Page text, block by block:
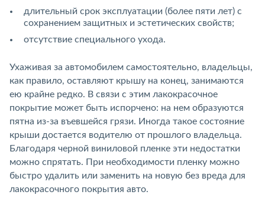
длительный срок эксплуатации (более пяти лет) с
сохранением защитных и эстетических свойств;
отсутствие специального ухода.
Ухаживая за автомобилем самостоятельно, владельцы,
как правило, оставляют крышу на конец, занимаются
ею крайне редко. В связи с этим лакокрасочное
покрытие может быть испорчено: на нем образуются
пятна из-за въевшейся грязи. Иногда такое состояние
крыши достается водителю от прошлого владельца.
Благодаря черной виниловой пленке эти недостатки
можно спрятать. При необходимости пленку можно
быстро удалить или заменить на новую без вреда для
лакокрасочного покрытия авто.